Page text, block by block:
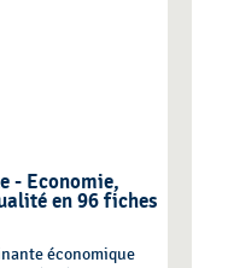
- Economie,
en 96 fiches
économique